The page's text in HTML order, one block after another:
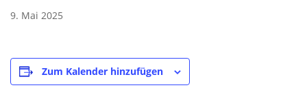
9. Mai 2025
Zum Kalender hinzufügen